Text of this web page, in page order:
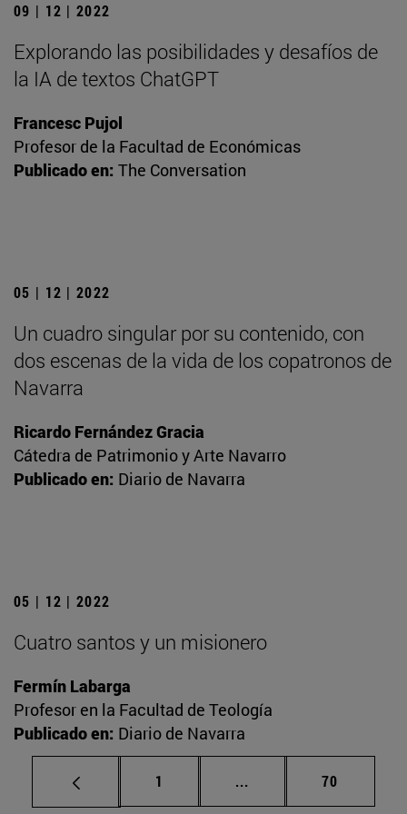
09 | 12 | 2022
Explorando las posibilidades y desafíos de
la IA de textos ChatGPT
Francesc Pujol
Profesor de la Facultad de Económicas
Publicado en: The Conversation
05 | 12 | 2022
Un cuadro singular por su contenido, con
dos escenas de la vida de los copatronos de
Navarra
Ricardo Fernández Gracia
Cátedra de Patrimonio y Arte Navarro
Publicado en: Diario de Navarra
05 | 12 | 2022
Cuatro santos y un misionero
Fermín Labarga
Profesor en la Facultad de Teología
Publicado en: Diario de Navarra
Página
1 ... Páginas intermedias
Página
70